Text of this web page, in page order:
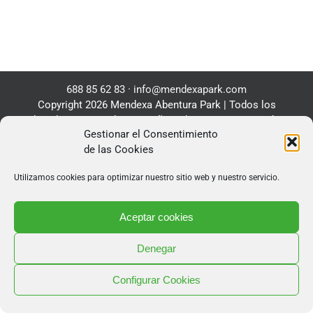
Gestionar el Consentimiento
de las Cookies
Utilizamos cookies para optimizar nuestro sitio web y nuestro servicio.
Aceptar cookies
Denegar
Configurar Cookies
688 85 62 83 · info@mendexapark.com
Copyright 2026 Mendexa Abentura Park | Todos los
derechos reservados |Diseño webpor Poison Estudio